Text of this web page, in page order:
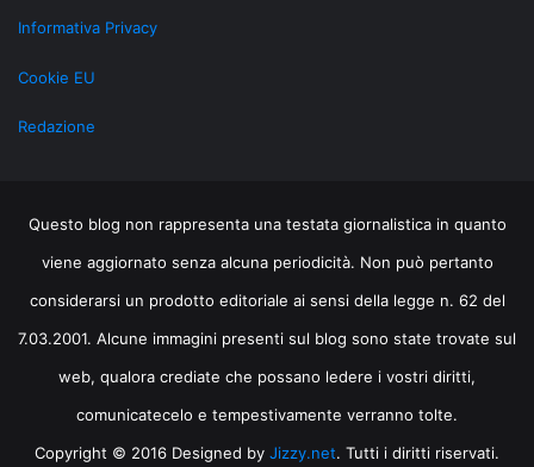
Informativa Privacy
Cookie EU
Redazione
Questo blog non rappresenta una testata giornalistica in quanto
viene aggiornato senza alcuna periodicità. Non può pertanto
considerarsi un prodotto editoriale ai sensi della legge n. 62 del
7.03.2001. Alcune immagini presenti sul blog sono state trovate sul
web, qualora crediate che possano ledere i vostri diritti,
comunicatecelo e tempestivamente verranno tolte.
Copyright © 2016 Designed by Jizzy.net. Tutti i diritti riservati.